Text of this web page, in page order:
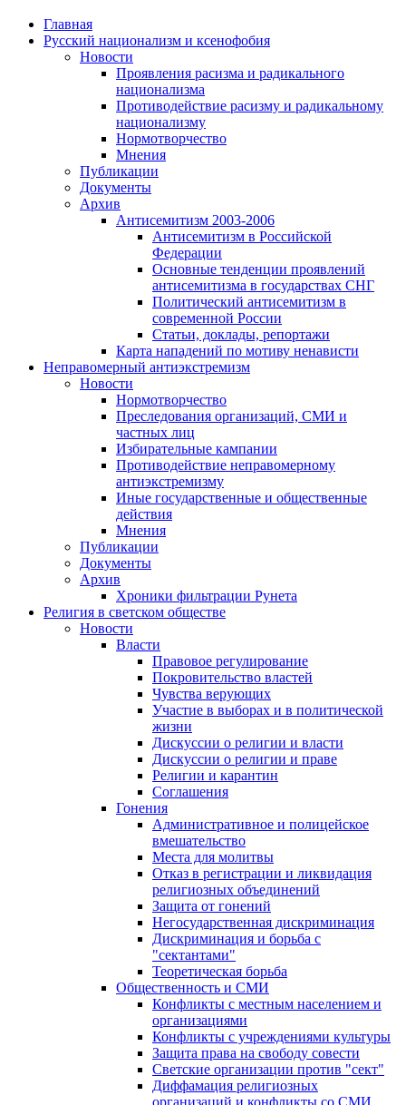
Главная
Русский национализм и ксенофобия
Новости
Проявления расизма и радикального
национализма
Противодействие расизму и радикальному
национализму
Нормотворчество
Мнения
Публикации
Документы
Архив
Антисемитизм 2003-2006
Антисемитизм в Российской
Федерации
Основные тенденции проявлений
антисемитизма в государствах СНГ
Политический антисемитизм в
современной России
Статьи, доклады, репортажи
Карта нападений по мотиву ненависти
Неправомерный антиэкстремизм
Новости
Нормотворчество
Преследования организаций, СМИ и
частных лиц
Избирательные кампании
Противодействие неправомерному
антиэкстремизму
Иные государственные и общественные
действия
Мнения
Публикации
Документы
Архив
Хроники фильтрации Рунета
Религия в светском обществе
Новости
Власти
Правовое регулирование
Покровительство властей
Чувства верующих
Участие в выборах и в политической
жизни
Дискуссии о религии и власти
Дискуссии о религии и праве
Религии и карантин
Соглашения
Гонения
Административное и полицейское
вмешательство
Места для молитвы
Отказ в регистрации и ликвидация
религиозных объединений
Защита от гонений
Негосударственная дискриминация
Дискриминация и борьба с
"сектантами"
Теоретическая борьба
Общественность и СМИ
Конфликты с местным населением и
организациями
Конфликты с учреждениями культуры
Защита права на свободу совести
Светские организации против "сект"
Диффамация религиозных